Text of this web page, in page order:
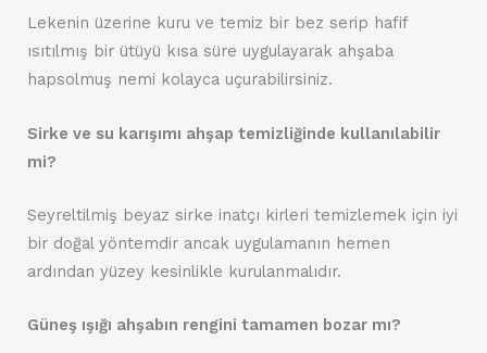
Lekenin üzerine kuru ve temiz bir bez serip hafif
ısıtılmış bir ütüyü kısa süre uygulayarak ahşaba
hapsolmuş nemi kolayca uçurabilirsiniz.
Sirke ve su karışımı ahşap temizliğinde kullanılabilir
mi?
Seyreltilmiş beyaz sirke inatçı kirleri temizlemek için iyi
bir doğal yöntemdir ancak uygulamanın hemen
ardından yüzey kesinlikle kurulanmalıdır.
Güneş ışığı ahşabın rengini tamamen bozar mı?